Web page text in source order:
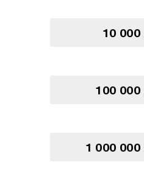
10 000
100 000
1 000